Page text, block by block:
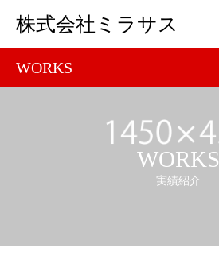
株式会社ミラサス
WORKS
WORKS
実績紹介